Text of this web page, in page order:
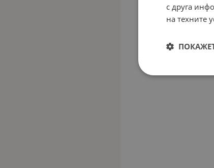
с друга
на техните